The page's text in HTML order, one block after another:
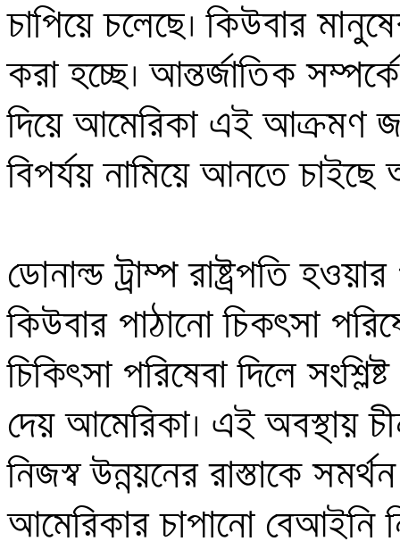
চাপিয়ে চলেছে। কিউবার
করা হচ্ছে। আন্তর্জাতিক
দিয়ে আমেরিকা এই আক্রমণ
বিপর্যয় নামিয়ে আনতে চাইছে
ডোনাল্ড ট্রাম্প রাষ্ট্রপতি
কিউবার পাঠানো চিকৎসা
চিকিৎসা পরিষেবা দিলে
দেয় আমেরিকা। এই অবস্থায়
নিজস্ব উন্নয়নের রাস্তাকে